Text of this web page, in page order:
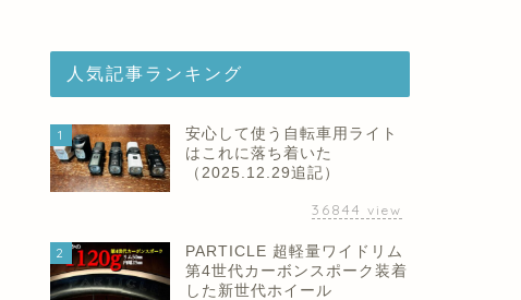
人気記事ランキング
1
安心して使う自転車用ライト
はこれに落ち着いた
（2025.12.29追記）
36844 view
2
PARTICLE 超軽量ワイドリム
第4世代カーボンスポーク装着
した新世代ホイール